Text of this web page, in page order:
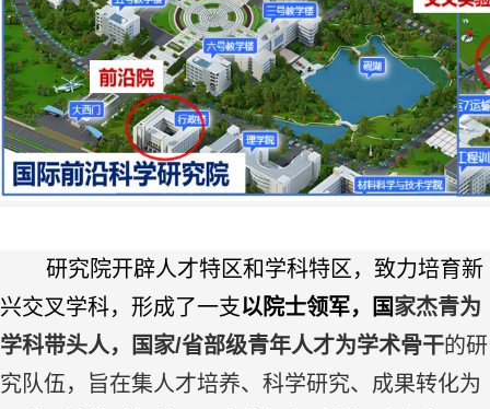
研究院开辟人才特区和学科特区，致力培育新
兴交叉学科，形成了一支以院士领军，国家杰青为
学科带头人，国家/省部级青年人才为学术骨干的研
究队伍，旨在集人才培养、科学研究、成果转化为